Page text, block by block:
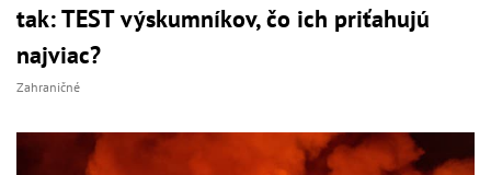
tak: TEST výskumníkov, čo ich priťahujú
najviac?
Zahraničné